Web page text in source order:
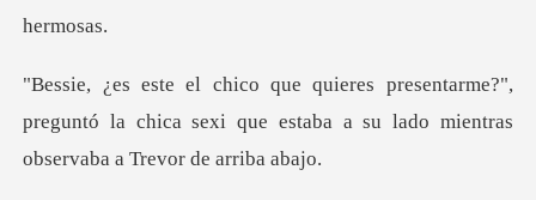
rme?",
preguntó la chica sexi que estaba a su l